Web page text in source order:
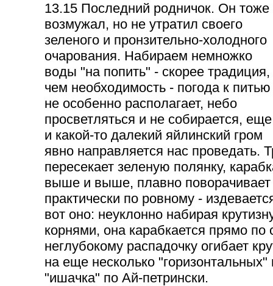
13.15 Последний родничок. Он тоже
возмужал, но не утратил своего
зеленого и пронзительно-холодного
очарования. Набираем немножко
воды "на попить" - скорее традиция,
чем необходимость - погода к питью
не особенно располагает, небо
просветляться и не собирается, еще
и какой-то далекий яйлинский гром
явно направляется нас проведать.
пересекает зеленую полянку,
выше и выше, плавно поворачивает
практически по ровному -
вот оно: неуклонно набирая
корнями, она карабкается прямо
неглубокому распадочку огибает
на еще несколько
"ишачка" по Ай-петрински.